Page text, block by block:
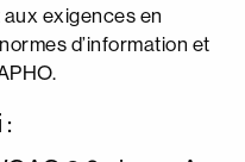
aux exigences en
d’information et